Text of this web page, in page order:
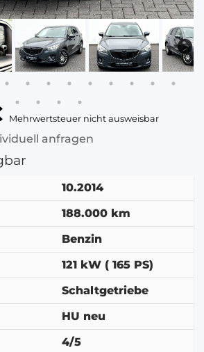
Mehrwertsteuer nicht ausweisbar
anfragen
10.2014
188.000 km
Benzin
121 kW ( 165 PS)
Schaltgetriebe
HU neu
4/5